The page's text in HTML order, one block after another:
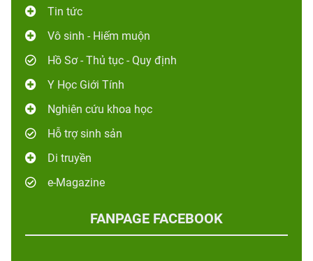
Tin tức
Vô sinh - Hiếm muộn
Hồ Sơ - Thủ tục - Quy định
Y Học Giới Tính
Nghiên cứu khoa học
Hỗ trợ sinh sản
Di truyền
e-Magazine
FANPAGE FACEBOOK